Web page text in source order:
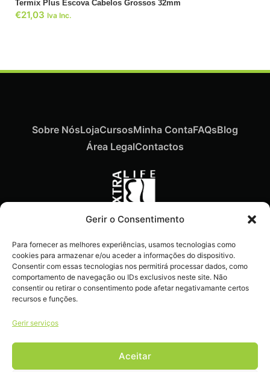
Gerir o Consentimento
Para fornecer as melhores experiências, usamos tecnologias como
cookies para armazenar e/ou aceder a informações do dispositivo.
Consentir com essas tecnologias nos permitirá processar dados, como
comportamento de navegação ou IDs exclusivos neste site. Não
consentir ou retirar o consentimento pode afetar negativamante certos
recursos e funções.
Gerir serviços
Aceitar
Termix Plus Escova Cabelos Grossos 32mm
€21,03 Iva Inc.
novidades e dicas
imperdíveis diretamente no
teu e-mail.
Sobre NósLojaCursosMinha ContaFAQsBlog
Área LegalContactos
Livro de reclamações